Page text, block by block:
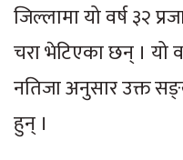
जिल्लामा यो वर्ष ३२
चरा भेटिएका छन् । यो
नतिजा अनुसार उक्त
हुन् ।